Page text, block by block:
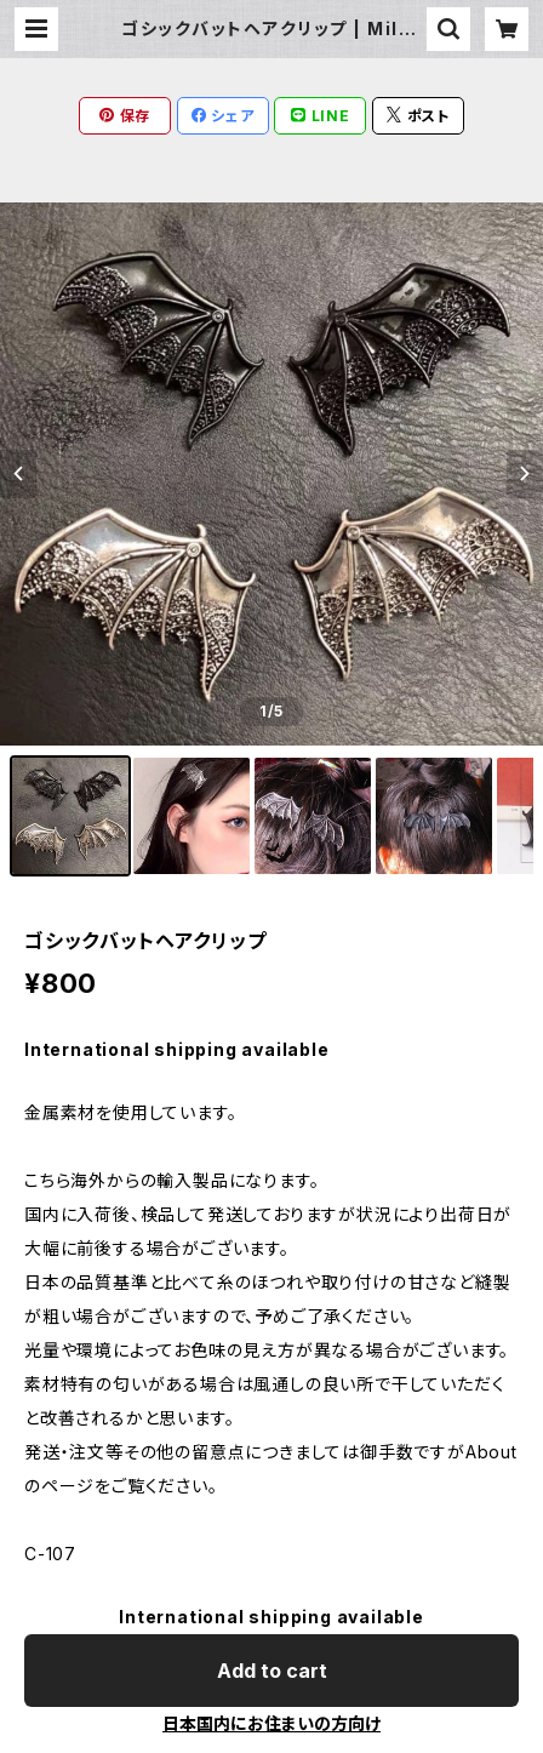
ゴシックバットヘアクリップ | Milky
保存 シェア LINE ポスト
1/5
ゴシックバットヘアクリップ
¥800
International shipping available
金属素材を使用しています。
こちら海外からの輸入製品になります。
国内に入荷後、検品して発送しておりますが状況により出荷日が
大幅に前後する場合がございます。
日本の品質基準と比べて糸のほつれや取り付けの甘さなど縫製
が粗い場合がございますので、予めご了承ください。
光量や環境によってお色味の見え方が異なる場合がございます。
素材特有の匂いがある場合は風通しの良い所で干していただく
と改善されるかと思います。
発送・注文等その他の留意点につきましては御手数ですがAbout
のページをご覧ください。
C-107
International shipping available
Add to cart
日本国内にお住まいの方向け